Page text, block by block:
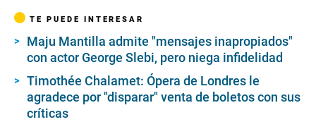
TE PUEDE INTERESAR
Maju Mantilla admite "mensajes inapropiados"
con actor George Slebi, pero niega infidelidad
Timothée Chalamet: Ópera de Londres le
agradece por "disparar" venta de boletos con sus
críticas